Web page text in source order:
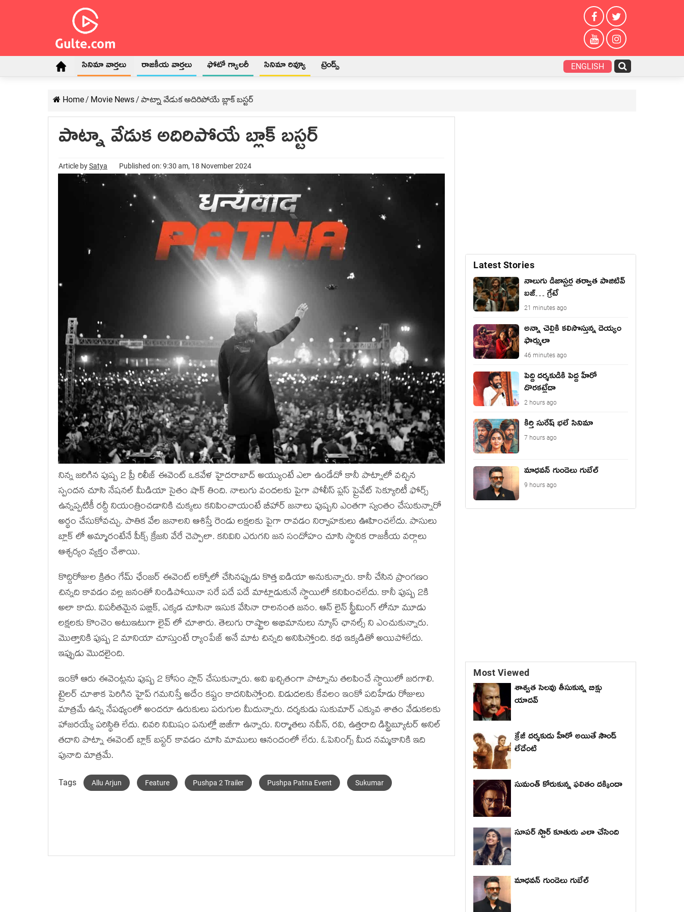
సినిమా వార్తలు రాజకీయ వార్తలు ఫోటో గ్యాలరీ సినిమా రివ్యూ ట్రెండ్స్ ENGLISH
Home/ Movie News/ పాట్నా వేడుక అదిరిపోయే బ్లాక్ బస్టర్
పాట్నా వేడుక అదిరిపోయే బ్లాక్ బస్టర్
Article bySatya Published on: 9:30 am, 18 November 2024
నిన్న జరిగిన పుష్ప 2 ప్రీ రిలీజ్ ఈవెంట్ ఒకవేళ హైదరాబాద్ అయ్యుంటే ఎలా ఉండేదో కానీ పాట్నాలో వచ్చిన
స్పందన చూసి నేషనల్ మీడియా సైతం షాక్ తింది. నాలుగు వందలకు పైగా పోలీస్ ప్లస్ ప్రైవేట్ సెక్యూరిటీ ఫోర్స్
ఉన్నప్పటికీ రద్దీ నియంత్రించడానికి చుక్కలు కనిపించాయంటే బీహార్ జనాలు పుష్పని ఎంతగా స్వంతం చేసుకున్నారో
అర్థం చేసుకోవచ్చు. పాతిక వేల జనాలని ఆశిస్తే రెండు లక్షలకు పైగా రావడం నిర్వాహకులు ఊహించలేదు. పాసులు
బ్లాక్ లో అమ్మారంటేనే పీక్స్ క్రేజని వేరే చెప్పాలా. కనివిని ఎరుగని జన సందోహం చూసి స్థానిక రాజకీయ వర్గాలు
ఆశ్చర్యం వ్యక్తం చేశాయి.
కొద్దిరోజుల క్రితం గేమ్ ఛేంజర్ ఈవెంట్ లక్నోలో చేసినప్పుడు కొత్త ఐడియా అనుకున్నారు. కానీ చేసిన ప్రాంగణం
చిన్నది కావడం వల్ల జనంతో నిండిపోయినా సరే పదే పదే మాట్లాడుకునే స్థాయిలో కనిపించలేదు. కానీ పుష్ప 2కి
అలా కాదు. విపరీతమైన పబ్లిక్, ఎక్కడ చూసినా ఇసుక వేసినా రాలనంత జనం. ఆన్ లైన్ స్ట్రీమింగ్ లోనూ మూడు
లక్షలకు కొంచెం అటుఇటుగా లైవ్ లో చూశారు. తెలుగు రాష్ట్రాల అభిమానులు న్యూస్ ఛానల్స్ ని ఎంచుకున్నారు.
మొత్తానికి పుష్ప 2 మానియా చూస్తుంటే ర్యాంపేజ్ అనే మాట చిన్నది అనిపిస్తోంది. కథ ఇక్కడితో అయిపోలేదు.
ఇప్పుడు మొదలైంది.
ఇంకో ఆరు ఈవెంట్లను పుష్ప 2 కోసం ప్లాన్ చేసుకున్నారు. అవి ఖచ్చితంగా పాట్నాను తలపించే స్థాయిలో జరగాలి.
ట్రైలర్ చూశాక పెరిగిన హైప్ గమనిస్తే అదేం కష్టం కాదనిపిస్తోంది. విడుదలకు కేవలం ఇంకో పదిహేడు రోజులు
మాత్రమే ఉన్న నేపథ్యంలో అందరూ ఉరుకులు పరుగుల మీదున్నారు. దర్శకుడు సుకుమార్ ఎక్కువ శాతం వేడుకలకు
హాజరయ్యే పరిస్థితి లేదు. చివరి నిమిషం పనుల్లో బిజీగా ఉన్నారు. నిర్మాతలు నవీన్, రవి, ఉత్తరాది డిస్ట్రిబ్యూటర్ అనిల్
తదాని పాట్నా ఈవెంట్ బ్లాక్ బస్టర్ కావడం చూసి మాములు ఆనందంలో లేరు. ఓపెనింగ్స్ మీద నమ్మకానికి ఇది
పునాది మాత్రమే.
Tags Allu Arjun Feature Pushpa 2 Trailer Pushpa Patna Event Sukumar
Latest Stories
నాలుగు డిజాస్ట‌ర్ల త‌ర్వాత పాజిటివ్
బ‌జ్… గ్రేటే
21 minutes ago
అన్నా చెల్లికి కలిసొస్తున్న దెయ్యం
ఫార్ములా
46 minutes ago
పెద్ది దర్శకుడికి పెద్ద హీరో
దొరకట్లేదా
2 hours ago
కీర్తి సురేష్ భ‌లే సినిమా
7 hours ago
మాధ‌వ‌న్ గుండెలు గుబేల్‌
9 hours ago
Most Viewed
శాశ్వత సెలవు తీసుకున్న బిక్షు
యాదవ్
క్రేజీ దర్శకుడు హీరో అయితే సౌండ్
లేదేంటి
సుమంత్ కోరుకున్న ఫలితం దక్కిందా
సూపర్ స్టార్ కూతురు ఎలా చేసింది
మాధ‌వ‌న్ గుండెలు గుబేల్‌